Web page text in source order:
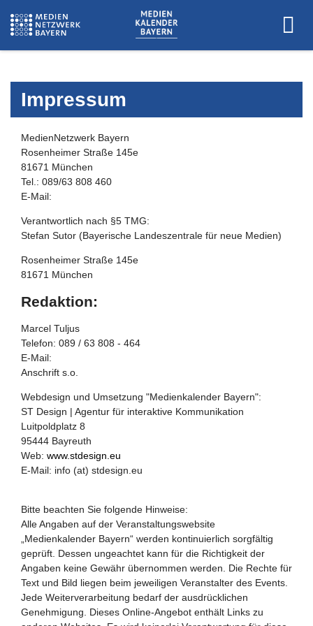
Impressum
MedienNetzwerk Bayern
Rosenheimer Straße 145e
81671 München
Tel.: 089/63 808 460
E-Mail:
Verantwortlich nach §5 TMG:
Stefan Sutor (Bayerische Landeszentrale für neue Medien)
Rosenheimer Straße 145e
81671 München
Redaktion:
Marcel Tuljus
Telefon: 089 / 63 808 - 464
E-Mail:
Anschrift s.o.
Webdesign und Umsetzung "Medienkalender Bayern":
ST Design | Agentur für interaktive Kommunikation
Luitpoldplatz 8
95444 Bayreuth
Web: www.stdesign.eu
E-Mail: info (at) stdesign.eu
Bitte beachten Sie folgende Hinweise:
Alle Angaben auf der Veranstaltungswebsite
„Medienkalender Bayern“ werden kontinuierlich sorgfältig
geprüft. Dessen ungeachtet kann für die Richtigkeit der
Angaben keine Gewähr übernommen werden. Die Rechte für
Text und Bild liegen beim jeweiligen Veranstalter des Events.
Jede Weiterverarbeitung bedarf der ausdrücklichen
Genehmigung. Dieses Online-Angebot enthält Links zu